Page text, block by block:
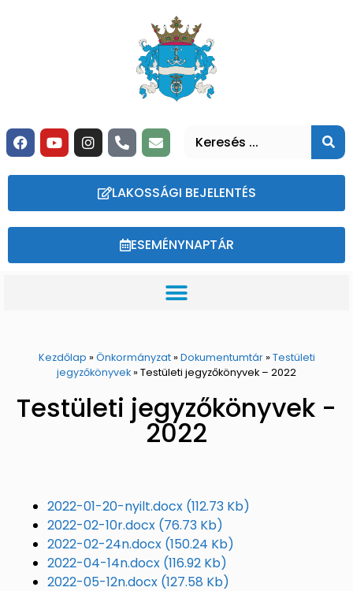
LAKOSSÁGI BEJELENTÉS
ESEMÉNYNAPTÁR
Kezdőlap » Önkormányzat» Dokumentumtár» Testületi
jegyzőkönyvek» Testületi jegyzőkönyvek – 2022
Testületi jegyzőkönyvek -
2022
2022-01-20-nyilt.docx (112.73 Kb)
2022-02-10r.docx (76.73 Kb)
2022-02-24n.docx (150.24 Kb)
2022-04-14n.docx (116.92 Kb)
2022-05-12n.docx (127.58 Kb)